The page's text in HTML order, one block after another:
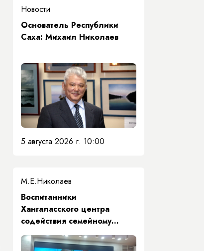
Новости
Основатель Республики
Саха: Михаил Николаев
5 августа 2026 г. 10:00
М.Е.Николаев
​Воспитанники
Хангаласского центра
содействия семейному
воспитанию почтили память
Первого Президента Якутии